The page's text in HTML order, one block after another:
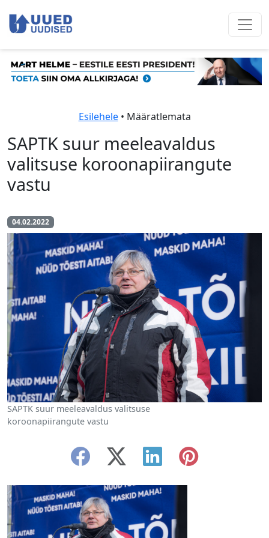
Esilehele• Määratlemata
SAPTK suur meeleavaldus
valitsuse koroonapiirangute
vastu
04.02.2022
SAPTK suur meeleavaldus valitsuse
koroonapiirangute vastu